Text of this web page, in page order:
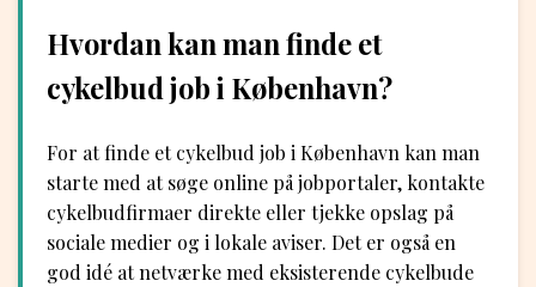
Hvordan kan man finde et
cykelbud job i København?
For at finde et cykelbud job i København kan man
starte med at søge online på jobportaler, kontakte
cykelbudfirmaer direkte eller tjekke opslag på
sociale medier og i lokale aviser. Det er også en
god idé at netværke med eksisterende cykelbude